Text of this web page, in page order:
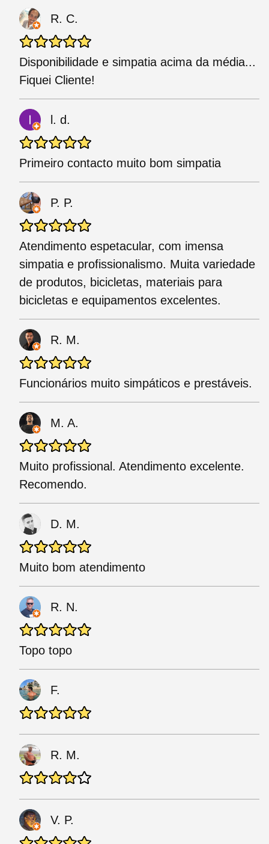
R. C.
Disponibilidade e simpatia acima da média...
Fiquei Cliente!
l. d.
Primeiro contacto muito bom simpatia
P. P.
Atendimento espetacular, com imensa
simpatia e profissionalismo. Muita variedade
de produtos, bicicletas, materiais para
bicicletas e equipamentos excelentes.
R. M.
Funcionários muito simpáticos e prestáveis.
M. A.
Muito profissional. Atendimento excelente.
Recomendo.
D. M.
Muito bom atendimento
R. N.
Topo topo
F.
R. M.
V. P.